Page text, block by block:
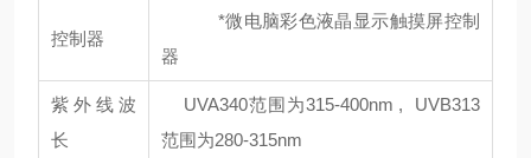
控制器
*微电脑彩色液晶显示触摸屏控制
器
紫外线波
长
UVA340范围为315-400nm , UVB313
范围为280-315nm